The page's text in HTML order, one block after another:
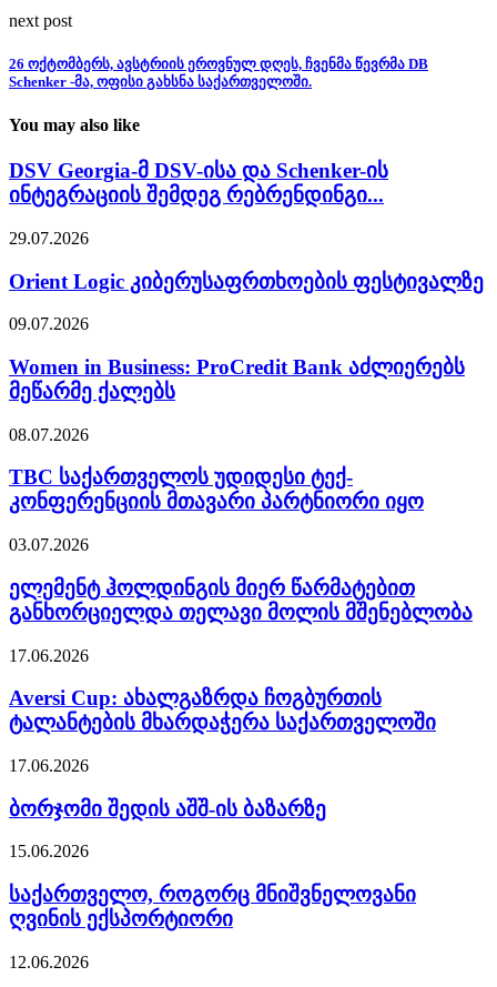
next post
26 ოქტომბერს, ავსტრიის ეროვნულ დღეს, ჩვენმა წევრმა DB
Schenker -მა, ოფისი გახსნა საქართველოში.
You may also like
DSV Georgia-მ DSV-ისა და Schenker-ის
ინტეგრაციის შემდეგ რებრენდინგი...
29.07.2026
Orient Logic კიბერუსაფრთხოების ფესტივალზე
09.07.2026
Women in Business: ProCredit Bank აძლიერებს
მეწარმე ქალებს
08.07.2026
TBC საქართველოს უდიდესი ტექ-
კონფერენციის მთავარი პარტნიორი იყო
03.07.2026
ელემენტ ჰოლდინგის მიერ წარმატებით
განხორციელდა თელავი მოლის მშენებლობა
17.06.2026
Aversi Cup: ახალგაზრდა ჩოგბურთის
ტალანტების მხარდაჭერა საქართველოში
17.06.2026
ბორჯომი შედის აშშ-ის ბაზარზე
15.06.2026
საქართველო, როგორც მნიშვნელოვანი
ღვინის ექსპორტიორი
12.06.2026